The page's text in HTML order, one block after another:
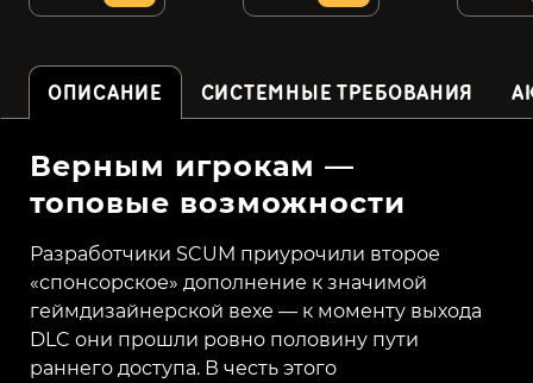
ОПИСАНИЕ СИСТЕМНЫЕ ТРЕБОВАНИЯ
Верным игрокам —
топовые возможности
Разработчики SCUM приурочили второе
«спонсорское» дополнение к значимой
геймдизайнерской вехе — к моменту выхода
DLC они прошли ровно половину пути
раннего доступа. В честь этого